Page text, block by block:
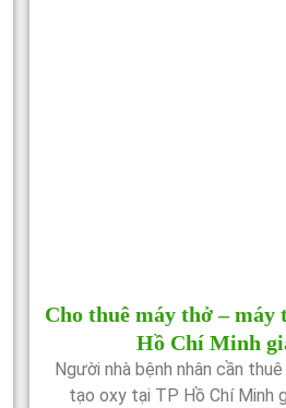
Cho thuê máy thở – máy
Hồ Chí Minh
Người nhà bệnh nhân cần
tạo oxy tại TP Hồ Chí Minh